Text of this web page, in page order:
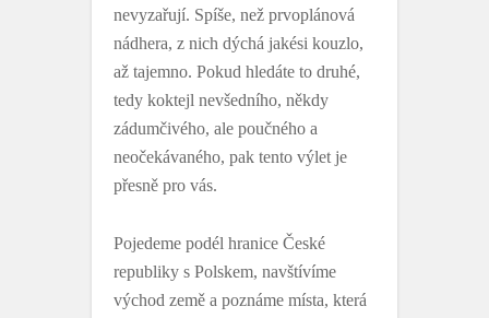
nevyzařují. Spíše, než prvoplánová
nádhera, z nich dýchá jakési kouzlo,
až tajemno. Pokud hledáte to druhé,
tedy koktejl nevšedního, někdy
zádumčivého, ale poučného a
neočekávaného, pak tento výlet je
přesně pro vás.
Pojedeme podél hranice České
republiky s Polskem, navštívíme
východ země a poznáme místa, která